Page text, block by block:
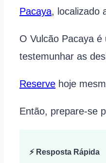
Pacaya, localizado
O Vulcão Pacaya
testemunhar as
Reserve hoje
Então, prepare-se
⚡ Resposta Rápida